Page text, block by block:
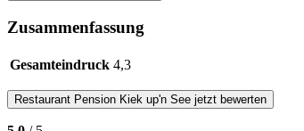
Zusammenfassung
Gesamteindruck 4,3
Restaurant Pension Kiek up'n See jetzt bewerten